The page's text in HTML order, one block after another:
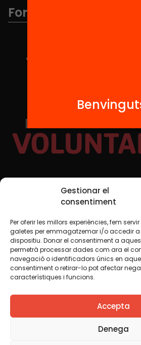
Gestionar el
consentiment
Per oferir les millors experiències, fem
galetes per emmagatzemar i/o accedir
dispositiu. Donar el consentiment a
permetrà processar dades com ara el
navegació o identificadors únics en
consentiment o retirar-lo pot afectar
característiques i funcions.
Accepta
Denega
Formem part de...
Xarxes Socials
TWT YTB IG FB IN
Avís legalPolítica de cookies
Creiem que el coneixement s’ha de
fem servir una llicència Creative
algun material indiquem el contrari.
redistribuir, remesclar o transformar